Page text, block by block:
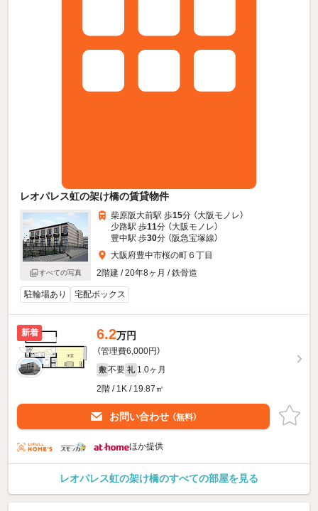
レオパレス虹の架け橋の賃貸物件
すべての写真
柴原阪大前駅 歩15分 （大阪モノレ）
少路駅 歩11分 （大阪モノレ）
豊中駅 歩30分 （阪急宝塚線）
大阪府豊中市桜の町６丁目
2階建 / 20年8ヶ月 / 鉄骨造
駐輪場あり 宅配ボックス
新着 6.2万円
（管理費6,000円）
敷 不要 礼 1.0ヶ月
2階 / 1K / 19.87㎡
お問い合わせ （無料）
ほか提供
レオパレス虹の架け橋のすべての部屋を見る